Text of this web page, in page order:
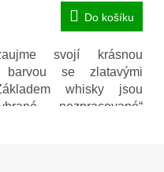
Do košíku
svojí krásnou
barvou se zlatavými
whisky jsou
„nezpracované“